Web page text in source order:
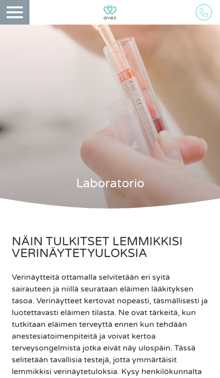
Laboratorio
NÄIN TULKITSET LEMMIKKISI
VERINÄYTETYULOKSIA
Verinäytteitä ottamalla selvitetään eri syitä
sairauteen ja niillä seurataan eläimen lääkityksen
tasoa. Verinäytteet kertovat nopeasti, täsmällisesti ja
luotettavasti eläimen tilasta. Ne ovat tärkeitä, kun
tutkitaan eläimen terveyttä ennen kun tehdään
anestesiatoimenpiteitä ja voivat kertoa
terveysongelmista jotka eivät näy ulospäin. Tässä
selitetään tavallisia testejä, jotta ymmärtäisit
lemmikkisi verinäytetuloksia. Kysy henkilökunnalta